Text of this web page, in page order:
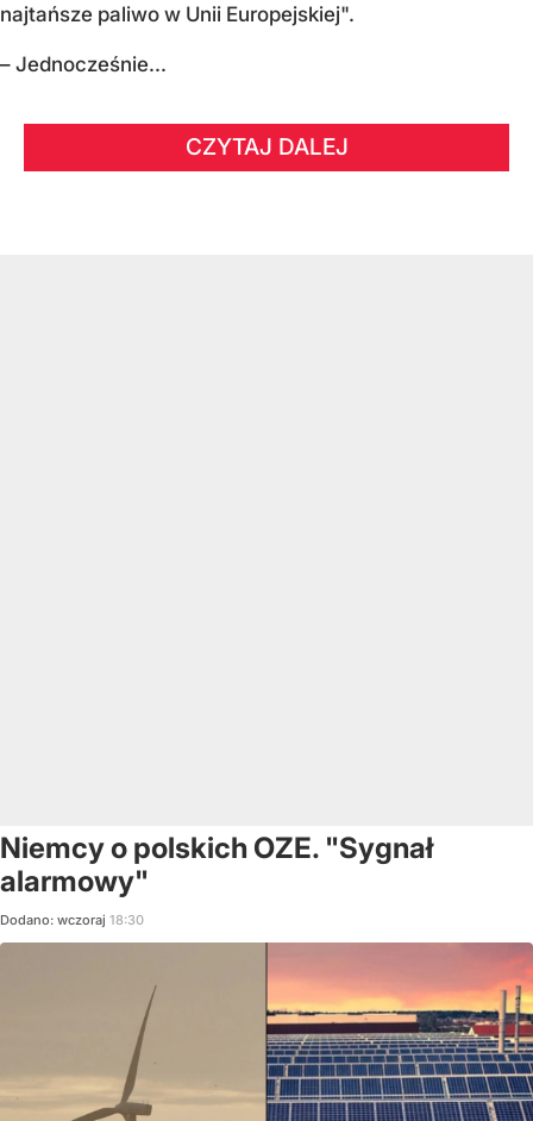
najtańsze paliwo w Unii Europejskiej".
– Jednocześnie...
CZYTAJ DALEJ
Niemcy o polskich OZE. "Sygnał
alarmowy"
Dodano: wczoraj 18:30